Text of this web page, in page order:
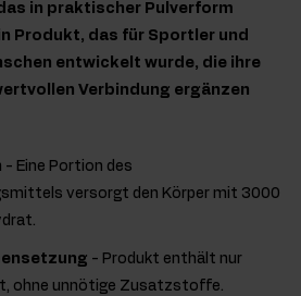
in praktischer Pulverform
Produkt, das für Sportler und
entwickelt wurde, die ihre
Verbindung ergänzen
- Eine Portion des
versorgt den Körper mit 3000
- Produkt enthält nur
ohne unnötige Zusatzstoffe.